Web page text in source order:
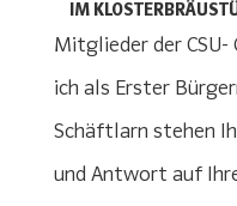
IM
Mitglieder der
ich als Erster
Schäftlarn stehen
und Antwort auf